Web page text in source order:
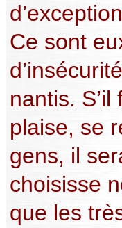
Ce sont
nantis. S’il
plaise, se
gens, il
choisisse
que les